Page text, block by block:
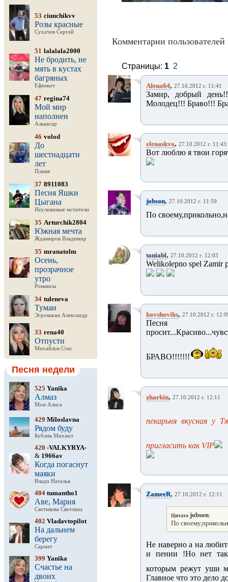
53 ciunchikvv
Розы красные
Сухачев Сергей
51 lalalala2000
Не бродить, не
мять в кустах
багряных
Ефимыч
47 regina74
Мой мир
наполнен
Алькасар
46 volod
До
шестнадцати
лет
Пламя
37 8911083
Песня Яшки
Цыгана
Неуловимые мстители
35 Arturchik2804
Южная мечта
Ждамиров Владимир
35 mranatolm
Осень,
прозрачное
утро
Романсы
34 tuleneva
Туман
Эгромжан Александр
33 rena40
Отпусти
Михайлов Стас
Песня недели
525 Yanika
Алмаз
Мон Алиса
429 Miloslavna
Рядом буду
Бублик Михаил
420 -VALKYRYA-
& 1966av
Когда погаснут
маяки
Влади Наталья
404 tumantho1
Аве, Мария
Светикова Светлана
402 Vladavtopilot
На дальнем
берегу
Сармат
399 Yanika
Счастье на
двоих
Комментарии пользователей
Страницы: 1 2
Alena64, 27.10.2012 г. 11:41
Замир, добрый
Молодец!!! Браво!!!
elenaskvo, 27.10.2012 г. 11:43
Вот люблю я твои
jobson, 27.10.2012 г. 11:59
По
taniabl, 27.10.2012 г. 12:03
Welikolepno spel Zamir
kovshoviks, 27.10.2012 г.
Песня
БРАВО!!!!!!!
zharkin, 27.10.2012 г. 12:11
пекарьня вкусная у Тя
пригласить как VIP
ZameeR, 27.10.2012 г. 12:11
Цитата jobson:
По
Не наверно а на
и пении !Но нет
которым режут уши
Главное что это дело